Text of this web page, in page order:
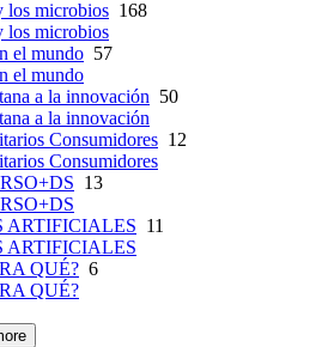
los microbios 168
los microbios
el mundo 57
el mundo
a la innovación 50
a la innovación
Consumidores 12
Consumidores
13
ARTIFICIALES 11
ARTIFICIALES
QUÉ? 6
QUÉ?